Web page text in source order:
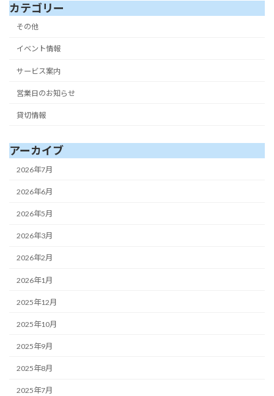
カテゴリー
その他
イベント情報
サービス案内
営業日のお知らせ
貸切情報
アーカイブ
2026年7月
2026年6月
2026年5月
2026年3月
2026年2月
2026年1月
2025年12月
2025年10月
2025年9月
2025年8月
2025年7月